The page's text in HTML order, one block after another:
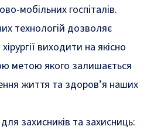
мобільних госпіталів.
технологій дозволяє
виходити на якісно
метою якого залишається
життя та здоров’я наших
захисників та захисниць: